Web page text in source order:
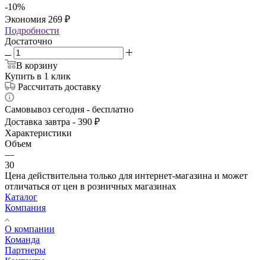
-10%
Экономия 269 ₽
Подробности
Достаточно
В корзину
Купить в 1 клик
Рассчитать доставку
Самовывоз сегодня - бесплатно
Доставка завтра - 390 ₽
Характеристики
Объем
—
30
Цена действительна только для интернет-магазина и может
отличаться от цен в розничных магазинах
Каталог
Компания
О компании
Команда
Партнеры